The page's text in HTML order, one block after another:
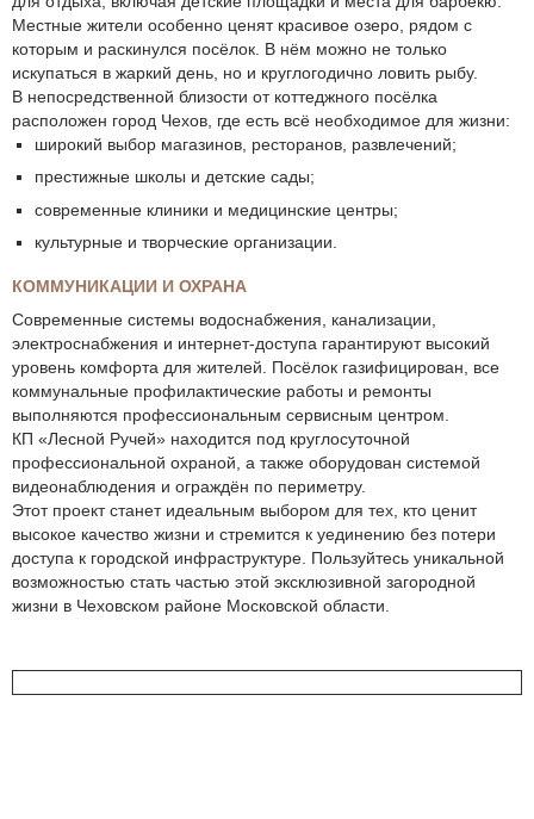
Местные жители особенно ценят красивое озеро, рядом с
которым и раскинулся посёлок. В нём можно не только
искупаться в жаркий день, но и круглогодично ловить рыбу.
В непосредственной близости от коттеджного посёлка
расположен город Чехов, где есть всё необходимое для жизни:
широкий выбор магазинов, ресторанов, развлечений;
престижные школы и детские сады;
современные клиники и медицинские центры;
культурные и творческие организации.
КОММУНИКАЦИИ И ОХРАНА
Современные системы водоснабжения, канализации,
электроснабжения и интернет-доступа гарантируют высокий
уровень комфорта для жителей. Посёлок газифицирован, все
коммунальные профилактические работы и ремонты
выполняются профессиональным сервисным центром.
КП «Лесной Ручей» находится под круглосуточной
профессиональной охраной, а также оборудован системой
видеонаблюдения и ограждён по периметру.
Этот проект станет идеальным выбором для тех, кто ценит
высокое качество жизни и стремится к уединению без потери
доступа к городской инфраструктуре. Пользуйтесь уникальной
возможностью стать частью этой эксклюзивной загородной
жизни в Чеховском районе Московской области.